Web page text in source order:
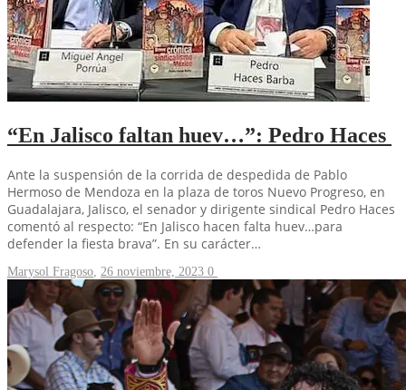
“En Jalisco faltan huev…”: Pedro Haces
Ante la suspensión de la corrida de despedida de Pablo
Hermoso de Mendoza en la plaza de toros Nuevo Progreso, en
Guadalajara, Jalisco, el senador y dirigente sindical Pedro Haces
comentó al respecto: “En Jalisco hacen falta huev…para
defender la fiesta brava”. En su carácter…
Marysol Fragoso 26 noviembre, 2023 0